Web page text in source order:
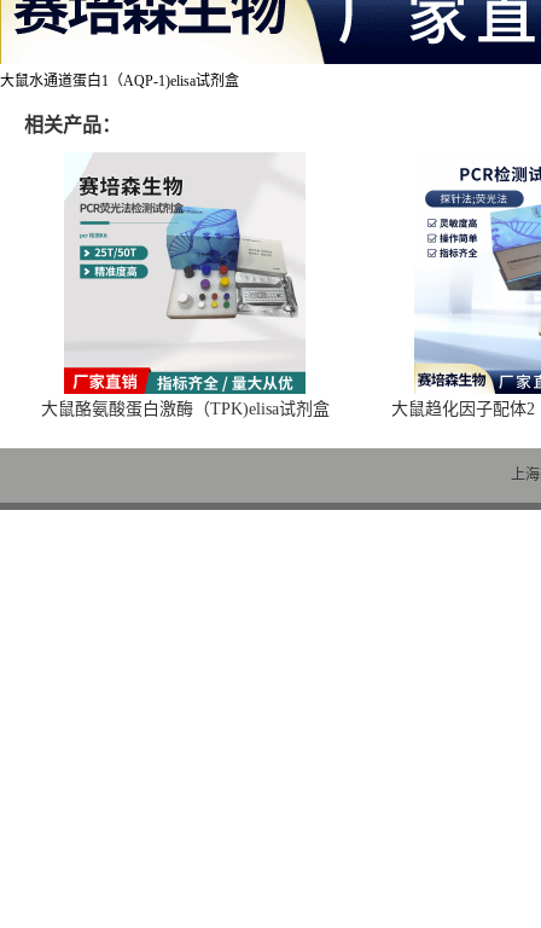
大鼠水通道蛋白1（AQP-1)elisa试剂盒
相关产品：
大鼠酪氨酸蛋白激酶（TPK)elisa试剂盒 大鼠趋化因子配体2
上